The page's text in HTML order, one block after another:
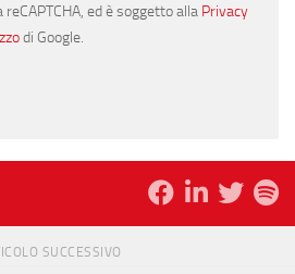
ed è soggetto alla Privacy
di Google.
SUCCESSIVO